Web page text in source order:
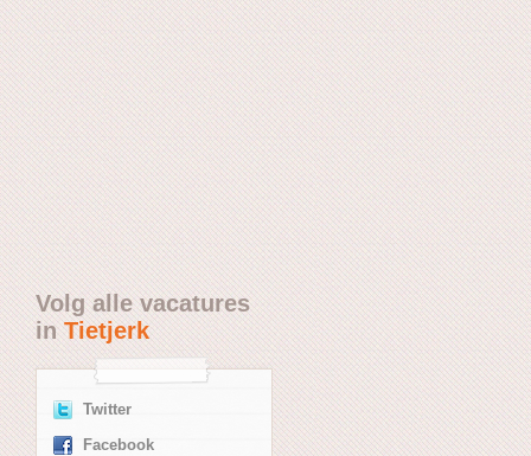
Volg alle vacatures
inTietjerk
Twitter
Facebook